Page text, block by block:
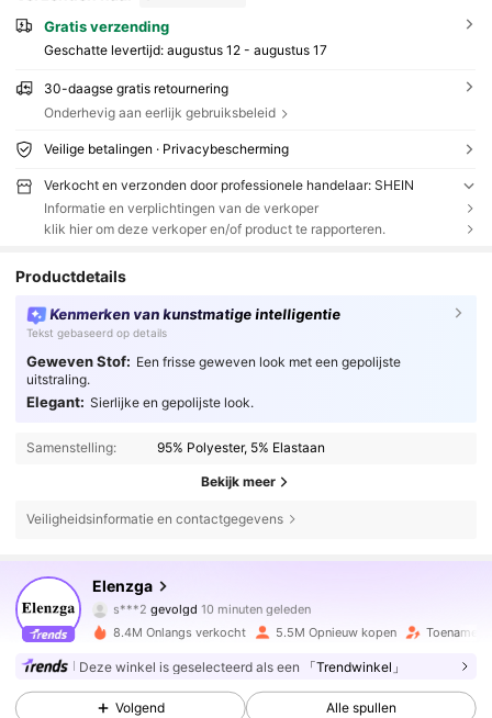
Gratis verzending
Geschatte levertijd: augustus 12 - augustus 17
30-daagse gratis retournering
Onderhevig aan eerlijk gebruiksbeleid
Veilige betalingen · Privacybescherming
Verkocht en verzonden door professionele handelaar: SHEIN
Informatie en verplichtingen van de verkoper
klik hier om deze verkoper en/of product te rapporteren.
Productdetails
Kenmerken van kunstmatige intelligentie
Tekst gebaseerd op details
Geweven Stof: Een frisse geweven look met een gepolijste
uitstraling.
Elegant: Sierlijke en gepolijste look.
Samenstelling: 95% Polyester, 5% Elastaan
Bekijk meer
Veiligheidsinformatie en contactgegevens
Elenzga
s***2gevolgd
g***s is aan het browsen
4.77
3M Volgers
4.77 3M Volgers
8.4M Onlangs verkocht 5.5M Opnieuw kopen Toename
Deze winkel is geselecteerd als een 「Trendwinkel」
Volgend Alle spullen